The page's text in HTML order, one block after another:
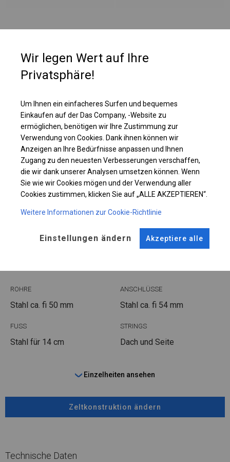
Fenster sorgen für Tageslicht, daher werden Zelte mit dieser Plane in
Restaurants als zusätzlicher Platz für Gäste oder als Fanzone genutzt.
Dach sehr große, vollständig transparente Fenster, dank denen das
Sonnenlicht das Zelt vollständig beleuchtet.
Einzelheiten ansehen
Plane ändern
KONSTRUKTION
ROHRE
Stahl ca. fi 50 mm
ANSCHLÜSSE
Stahl ca. fi 54 mm
FUSS
Stahl für 14 cm
STRINGS
Dach und Seite
Einzelheiten ansehen
Zeltkonstruktion ändern
Technische Daten
Wir legen Wert auf Ihre
Privatsphäre!
Um Ihnen ein einfacheres Surfen und bequemes
Einkaufen auf der Das Company, -Website zu
ermöglichen, benötigen wir Ihre Zustimmung zur
Verwendung von Cookies. Dank ihnen können wir
Anzeigen an Ihre Bedürfnisse anpassen und Ihnen
Zugang zu den neuesten Verbesserungen verschaffen,
die wir dank unserer Analysen umsetzen können. Wenn
Sie wie wir Cookies mögen und der Verwendung aller
Cookies zustimmen, klicken Sie auf „ALLE AKZEPTIEREN“.
Weitere Informationen zur Cookie-Richtlinie
Einstellungen ändern Akzeptiere alle